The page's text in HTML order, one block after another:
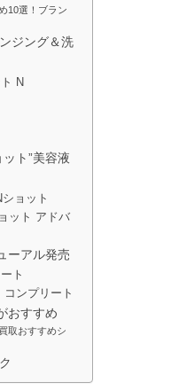
10選！ブラン
ジング＆洗
N
ト”美容液
ョット
ット アドバ
ーアル発売
ト
ンプリート
おすすめ
取おすすめシ